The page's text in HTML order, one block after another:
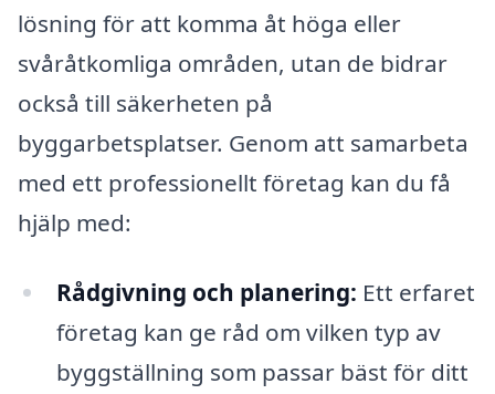
lösning för att komma åt höga eller
svåråtkomliga områden, utan de bidrar
också till säkerheten på
byggarbetsplatser. Genom att samarbeta
med ett professionellt företag kan du få
hjälp med:
Rådgivning och planering: Ett erfaret
företag kan ge råd om vilken typ av
byggställning som passar bäst för ditt